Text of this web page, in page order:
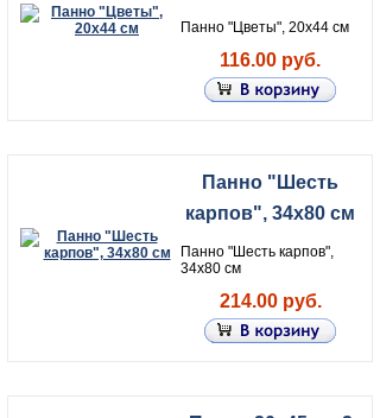
Панно "Цветы", 20х44 см
116.00 руб.
Панно "Шесть
карпов", 34х80 см
Панно "Шесть карпов",
34х80 см
214.00 руб.